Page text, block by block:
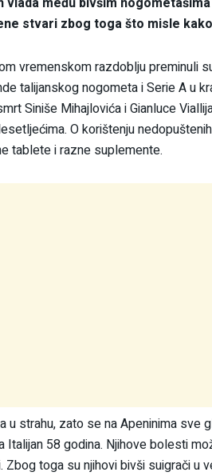
stvari zbog toga što misle
vremenskom razdoblju preminuli
talijanskog nogometa i Serie A u
Siniše Mihajlovića i Gianluce
O korištenju
tablete i razne suplemente.
u strahu, zato se na Apeninima sve
Italijan 58 godina. Njihove bolesti
Zbog toga su njihovi bivši suigrači u